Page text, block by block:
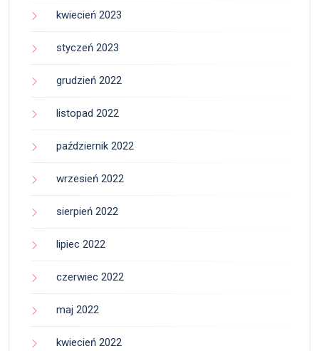
kwiecień 2023
styczeń 2023
grudzień 2022
listopad 2022
październik 2022
wrzesień 2022
sierpień 2022
lipiec 2022
czerwiec 2022
maj 2022
kwiecień 2022